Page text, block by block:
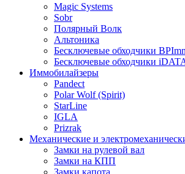
Magic Systems
Sobr
Полярный Волк
Альтоника
Бесключевые обходчики
Бесключевые обходчики
Иммобилайзеры
Pandect
Polar Wolf (Spirit)
StarLine
IGLA
Prizrak
Механические и
Замки на рулевой вал
Замки на КПП
Замки капота